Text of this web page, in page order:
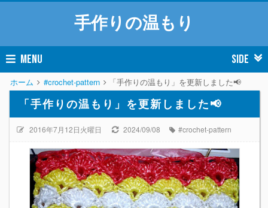
手作りの温もり
MENU SIDE
ホーム #crochet-pattern 「手作りの温もり」を更新しました📢
「手作りの温もり」を更新しました📢
2016年7月12日火曜日 2024/09/08 #crochet-pattern